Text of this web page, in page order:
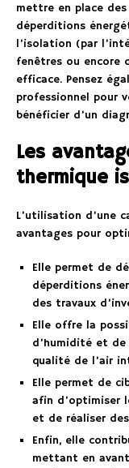
mettre en place
déperditions
l’isolation (par
fenêtres ou encore
efficace. Pensez
professionnel pour
bénéficier d’un
Les
thermique
L’utilisation d’une
avantages pour
Elle permet de
déperditions
des travaux
Elle offre la
d’humidité et
qualité de l’air
Elle permet de
afin d’optimiser
et de réaliser
Enfin, elle
mettant en